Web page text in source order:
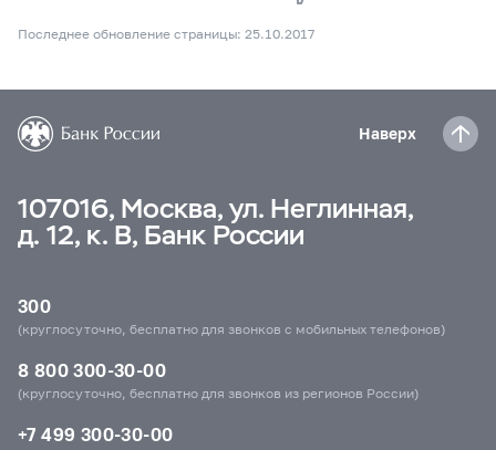
Последнее обновление страницы: 25.10.2017
Наверх
107016, Москва, ул. Неглинная,
д. 12, к. В, Банк России
300
(круглосуточно, бесплатно для звонков с мобильных телефонов)
8 800 300-30-00
(круглосуточно, бесплатно для звонков из регионов России)
+7 499 300-30-00